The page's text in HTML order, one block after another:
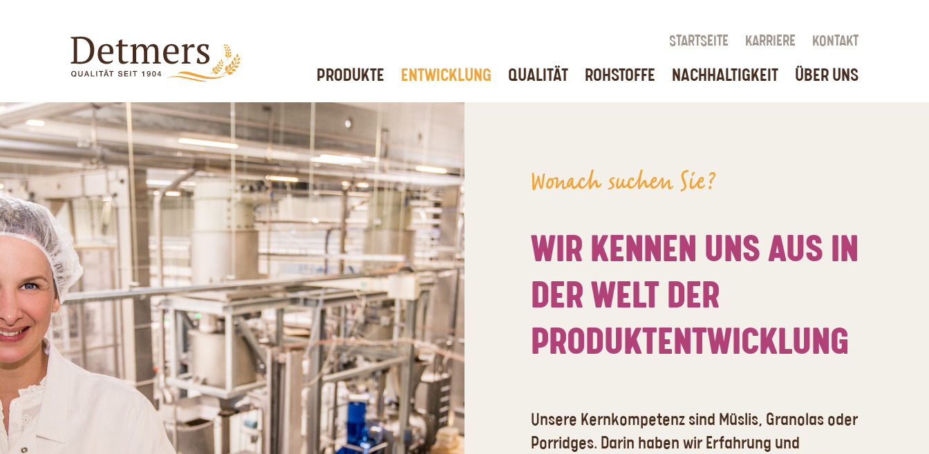
PRODUKTE ENTWICKLUNG QUALITÄT ROHSTOFFE NACHHALTIGKEIT ÜBER UNS
STARTSEITE KARRIERE KONTAKT
Wonach suchen Sie?
WIR KENNEN UNS AUS IN
DER WELT DER
PRODUKTENTWICKLUNG
Unsere Kernkompetenz sind Müslis, Granolas oder
Porridges. Darin haben wir Erfahrung und